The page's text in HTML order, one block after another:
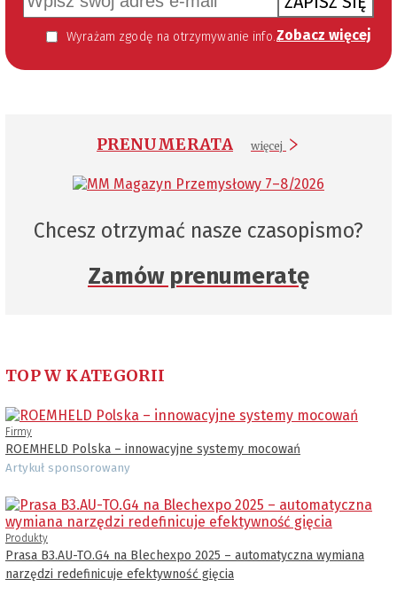
Wyrażam zgodę na otrzymywanie informacji handlowej kierowanej do mnie za pomocą środków komunikacji elektronicznej w szczególności poczty elektronicznej zgodnie z przepisem art. 10 ust 2 ustawy z dnia 18 lipca 2002 roku o świadczeniu usług drogą elektroniczną (Dz. U. 144 z 2002 r. poz. 1204). Zgoda jest dobrowolna, jednak jej wyrażenie jest konieczne, aby otrzymywać newsletter. Zobacz więcej
PRENUMERATA więcej
Chcesz otrzymać nasze czasopismo?
Zamów prenumeratę
TOP W KATEGORII
Firmy
ROEMHELD Polska – innowacyjne systemy mocowań
Artykuł sponsorowany
Produkty
Prasa B3.AU-TO.G4 na Blechexpo 2025 – automatyczna wymiana
narzędzi redefinicuje efektywność gięcia